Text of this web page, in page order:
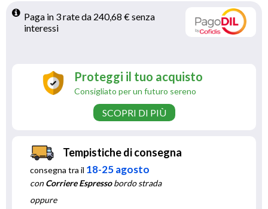
Paga in 3 rate da 240,68 € senza
interessi
Proteggi il tuo acquisto
Consigliato per un futuro sereno
SCOPRI DI PIÙ
Tempistiche di consegna
consegna tra il 18-25 agosto
conCorriere Espressobordo strada
oppure